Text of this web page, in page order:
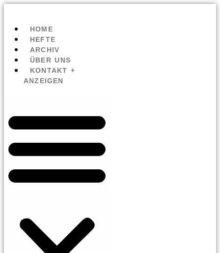
HOME
HEFTE
ARCHIV
ÜBER UNS
KONTAKT +
ANZEIGEN